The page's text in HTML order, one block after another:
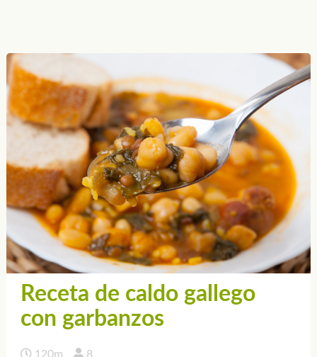
Receta de caldo gallego
con garbanzos
120m 8